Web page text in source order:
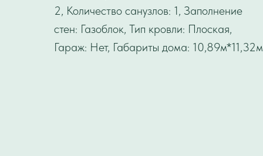
2, Количество санузлов: 1, Заполнение
стен: Газоблок, Тип кровли: Плоская,
Гараж: Нет, Габариты дома: 10,89м*11,32м